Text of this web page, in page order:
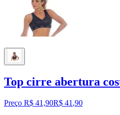
Top cirre abertura
Preço R$ 41,90R$ 41 ,90